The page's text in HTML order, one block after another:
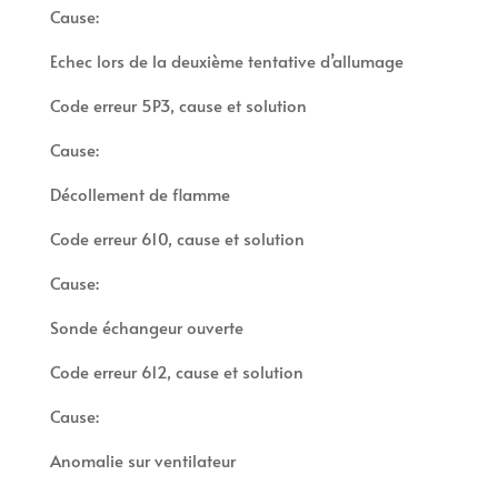
Cause:
Echec lors de la deuxième tentative d’allumage
Code erreur 5P3, cause et solution
Cause:
Décollement de flamme
Code erreur 610, cause et solution
Cause:
Sonde échangeur ouverte
Code erreur 612, cause et solution
Cause:
Anomalie sur ventilateur